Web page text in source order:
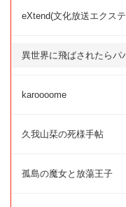
eXtend(文化放送エクス
異世界に飛ばされたらパ
karoooome
久我山栞の死様手帖
孤島の魔女と放蕩王子